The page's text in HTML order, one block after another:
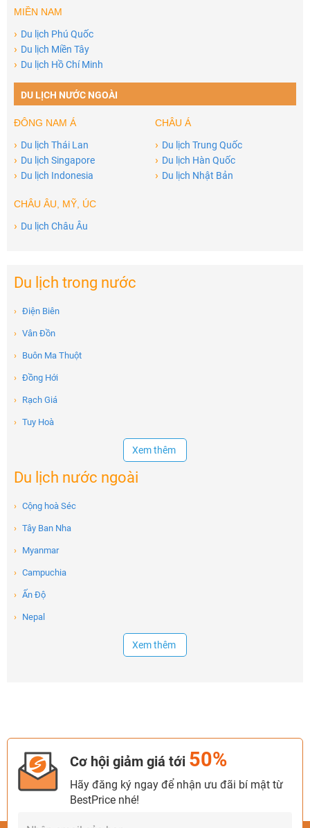
MIỀN NAM
› Du lịch Phú Quốc
› Du lịch Miền Tây
› Du lịch Hồ Chí Minh
DU LỊCH NƯỚC NGOÀI
ĐÔNG NAM Á
› Du lịch Thái Lan
› Du lịch Singapore
› Du lịch Indonesia
CHÂU Á
› Du lịch Trung Quốc
› Du lịch Hàn Quốc
› Du lịch Nhật Bản
CHÂU ÂU, MỸ, ÚC
› Du lịch Châu Âu
Du lịch trong nước
› Điện Biên
› Vân Đồn
› Buôn Ma Thuột
› Đồng Hới
› Rạch Giá
› Tuy Hoà
Xem thêm
Du lịch nước ngoài
› Cộng hoà Séc
› Tây Ban Nha
› Myanmar
› Campuchia
› Ấn Độ
› Nepal
Xem thêm
Cơ hội giảm giá tới 50%
Hãy đăng ký ngay để nhận ưu đãi bí mật từ
BestPrice nhé!